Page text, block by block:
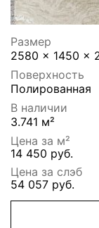
Размер
2580 x 1450 x
Поверхность
Полированная
В наличии
3.741 м²
Цена за м²
14 450 руб.
Цена за слэб
54 057 руб.